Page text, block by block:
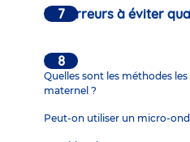
Les erreurs à éviter
FAQ
Quelles sont les méthodes
maternel ?
Peut-on utiliser un micro-